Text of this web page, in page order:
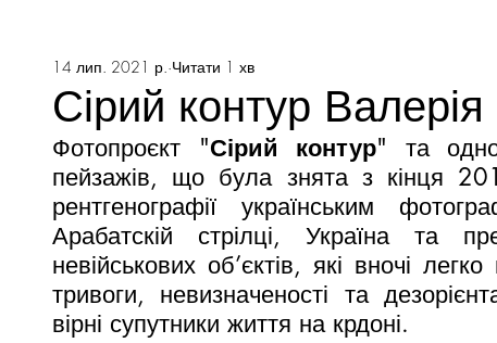
Сірий контур
14 лип. 2021 р. Читати 1 хв
Фотопроєкт "Сірий контур" та
пейзажів, що була знята з кінця
рентгенографії українським
Арабатскій стрілці, Україна та
невійськових об’єктів, які вночі
тривоги, невизначеності та
вірні супутники життя на крдоні.